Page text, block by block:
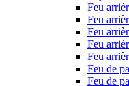
Feu
Feu
Feu
Feu
Feu
Feu de
Feu de